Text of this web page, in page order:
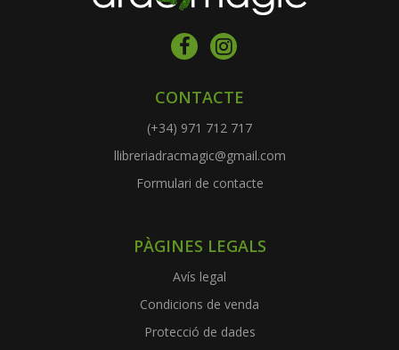
CONTACTE
(+34) 971 712 717
llibreriadracmagic@gmail.com
Formulari de contacte
PÀGINES LEGALS
Avís legal
Condicions de venda
Protecció de dades